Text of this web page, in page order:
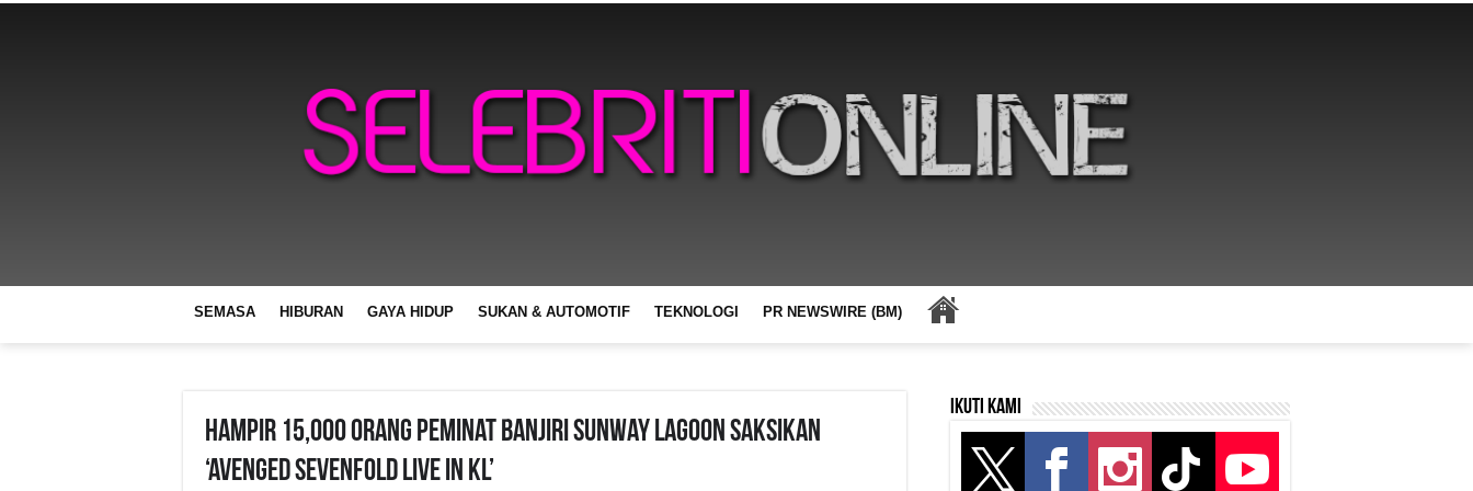
SEMASA HIBURAN GAYA HIDUP SUKAN & AUTOMOTIF TEKNOLOGI PR NEWSWIRE (BM)
Hampir 15,000 Orang Peminat Banjiri Sunway Lagoon Saksikan
‘AVENGED SEVENFOLD Live In KL’
Ikuti kami